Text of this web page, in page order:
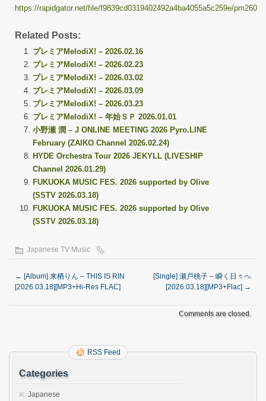
https://rapidgator.net/file/f9839cd0319402492a4ba4055a5c259e/
Related Posts:
プレミアMelodiX! – 2026.02.16
プレミアMelodiX! – 2026.02.23
プレミアMelodiX! – 2026.03.02
プレミアMelodiX! – 2026.03.09
プレミアMelodiX! – 2026.03.23
プレミアMelodiX! – 年始ＳＰ 2026.01.01
小野瀬 潤 – J ONLINE MEETING 2026 Pyro.LINE
February (ZAIKO Channel 2026.02.24)
HYDE Orchestra Tour 2026 JEKYLL (LIVESHIP
Channel 2026.01.29)
FUKUOKA MUSIC FES. 2026 supported by Olive
(SSTV 2026.03.18)
FUKUOKA MUSIC FES. 2026 supported by Olive
(SSTV 2026.03.18)
Japanese TV Music
← [Album] 来栖りん – THIS IS RIN
[2026.03.18][MP3+Hi-Res FLAC]
[Single] 瀬戸桃子 – 瞬く日々へ
[2026.03.18][MP3+Flac] →
Comments are closed.
RSS Feed
Categories
Japanese